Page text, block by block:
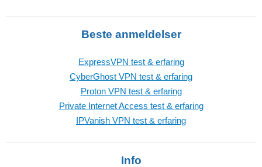
Beste anmeldelser
ExpressVPN test & erfaring
CyberGhost VPN test & erfaring
Proton VPN test & erfaring
Private Internet Access test & erfaring
IPVanish VPN test & erfaring
Info